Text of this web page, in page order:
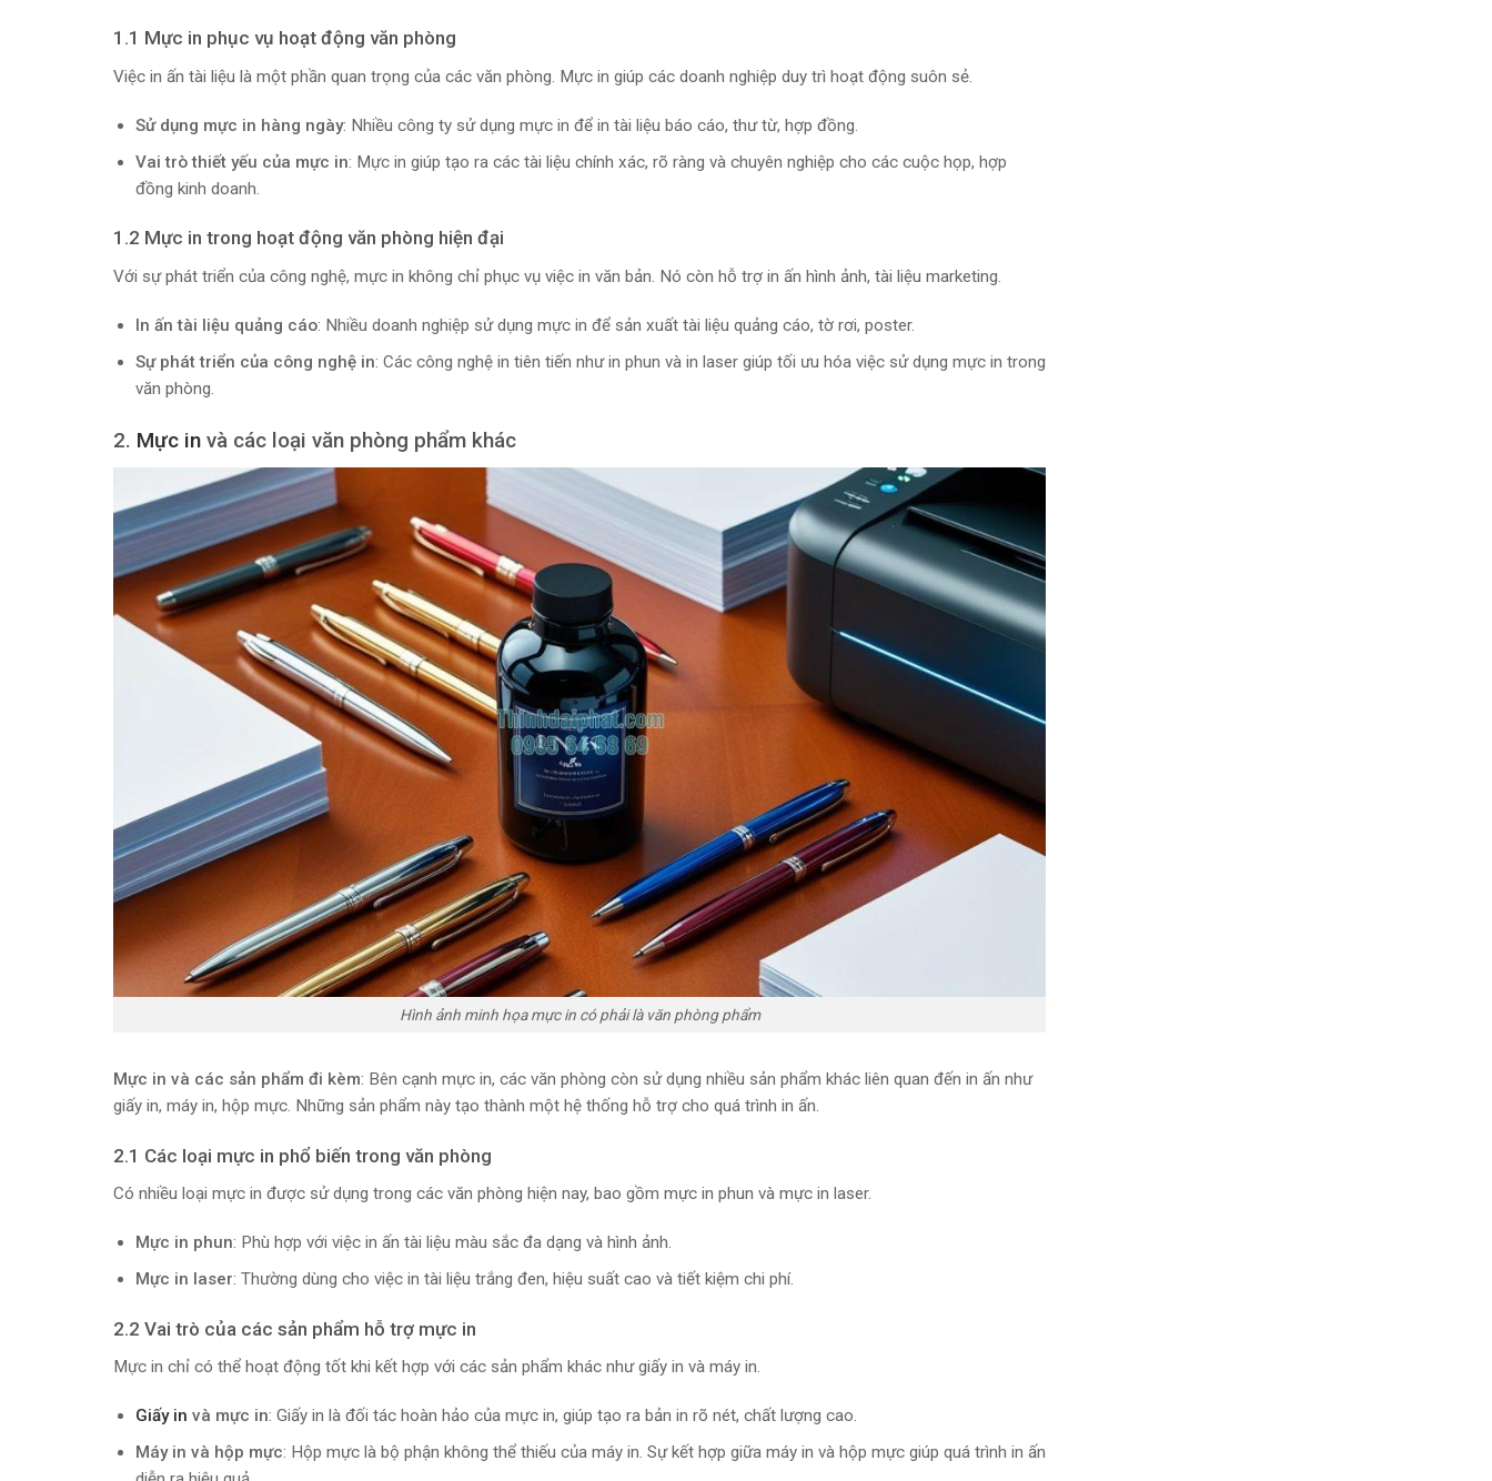
1.1 Mực in phục vụ hoạt động văn phòng
Việc in ấn tài liệu là một phần quan trọng của các văn phòng. Mực in giúp các doanh nghiệp duy trì hoạt động suôn sẻ.
Sử dụng mực in hàng ngày: Nhiều công ty sử dụng mực in để in tài liệu báo cáo, thư từ, hợp đồng.
Vai trò thiết yếu của mực in: Mực in giúp tạo ra các tài liệu chính xác, rõ ràng và chuyên nghiệp cho các cuộc họp, hợp
đồng kinh doanh.
1.2 Mực in trong hoạt động văn phòng hiện đại
Với sự phát triển của công nghệ, mực in không chỉ phục vụ việc in văn bản. Nó còn hỗ trợ in ấn hình ảnh, tài liệu marketing.
In ấn tài liệu quảng cáo: Nhiều doanh nghiệp sử dụng mực in để sản xuất tài liệu quảng cáo, tờ rơi, poster.
Sự phát triển của công nghệ in: Các công nghệ in tiên tiến như in phun và in laser giúp tối ưu hóa việc sử dụng mực in trong
văn phòng.
2. Mực in và các loại văn phòng phẩm khác
Hình ảnh minh họa mực in có phải là văn phòng phẩm
Mực in và các sản phẩm đi kèm: Bên cạnh mực in, các văn phòng còn sử dụng nhiều sản phẩm khác liên quan đến in ấn như
giấy in, máy in, hộp mực. Những sản phẩm này tạo thành một hệ thống hỗ trợ cho quá trình in ấn.
2.1 Các loại mực in phổ biến trong văn phòng
Có nhiều loại mực in được sử dụng trong các văn phòng hiện nay, bao gồm mực in phun và mực in laser.
Mực in phun: Phù hợp với việc in ấn tài liệu màu sắc đa dạng và hình ảnh.
Mực in laser: Thường dùng cho việc in tài liệu trắng đen, hiệu suất cao và tiết kiệm chi phí.
2.2 Vai trò của các sản phẩm hỗ trợ mực in
Mực in chỉ có thể hoạt động tốt khi kết hợp với các sản phẩm khác như giấy in và máy in.
Giấy in và mực in: Giấy in là đối tác hoàn hảo của mực in, giúp tạo ra bản in rõ nét, chất lượng cao.
Máy in và hộp mực: Hộp mực là bộ phận không thể thiếu của máy in. Sự kết hợp giữa máy in và hộp mực giúp quá trình in ấn